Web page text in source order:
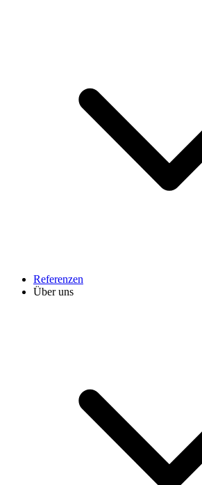
Referenzen
Über uns